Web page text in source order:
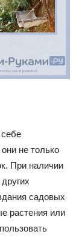
не только
При наличии
садовых
растения или